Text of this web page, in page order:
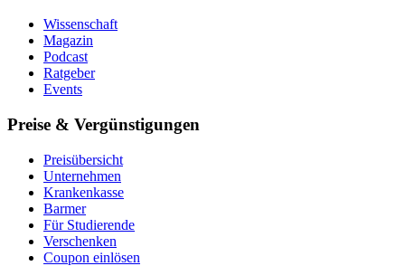
Wissenschaft
Magazin
Podcast
Ratgeber
Events
Preise & Vergünstigungen
Preisübersicht
Unternehmen
Krankenkasse
Barmer
Für Studierende
Ver­schen­ken
Coupon einlösen